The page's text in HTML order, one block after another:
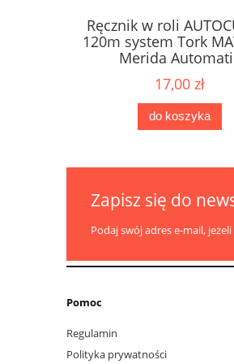
Ręcznik w roli
120m system Tork
Merida
17,00 zł
do koszyka
Zapisz się do
Podaj swój adres e-mail,
Pomoc
Regulamin
Polityka prywatności